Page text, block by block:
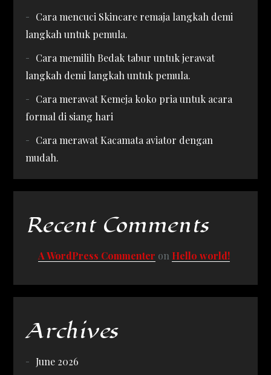
Cara mencuci Skincare remaja langkah demi
langkah untuk pemula.
Cara memilih Bedak tabur untuk jerawat
langkah demi langkah untuk pemula.
Cara merawat Kemeja koko pria untuk acara
formal di siang hari
Cara merawat Kacamata aviator dengan
mudah.
Recent Comments
A WordPress Commenter on Hello world!
Archives
June 2026